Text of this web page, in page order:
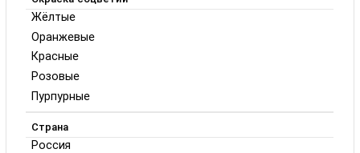
Жёлтые
Оранжевые
Красные
Розовые
Пурпурные
Страна
Россия